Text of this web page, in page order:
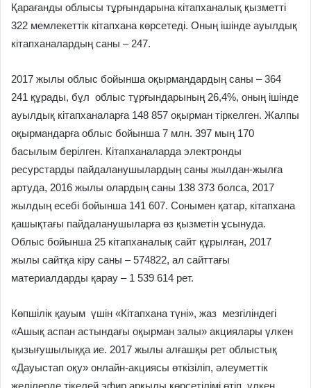
Қарағанды облысы тұрғындарына кітапханалық қызметті
322 мемлекеттік кітапхана көрсетеді. Оның ішінде ауылдық
кітапханалардың саны – 247.
2017 жылы облыс бойынша оқырмандардың саны – 364
241 құрады, бұл облыс тұрғындарының 26,4%, оның ішінде
ауылдық кітапханаларға 148 857 оқырман тіркелген. Жалпы
оқырмандарға облыс бойынша 7 млн. 397 мың 170
басылым берілген. Кітапханаларда электронды
ресурстарды пайдаланушылардың саны жылдан-жылға
артуда, 2016 жылы олардың саны 138 373 болса, 2017
жылдың есебі бойынша 141 607. Сонымен қатар, кітапхана
қашықтағы пайдаланушыларға өз қызметін ұсынуда.
Облыс бойынша 25 кітапханалық сайт құрылған, 2017
жылы сайтқа кіру саны – 574822, ал сайттағы
материалдарды қарау – 1 539 614 рет.
Көпшілік қауым үшін «Кітапхана түні», жаз мезгіліндегі
«Ашық аспан астындағы оқырман залы» акциялары үлкен
қызығушылыққа ие. 2017 жылы алғашқы рет облыстық
«Дауыстап оқу» онлайн-акциясы өткізіліп, әлеуметтік
желілерде тікелей эфир арқылы көрсетілімі өтіп, үлкен